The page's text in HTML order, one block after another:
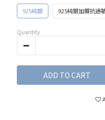
925純銀 925純銀加鍍抗過
Quantity
ADD TO CART